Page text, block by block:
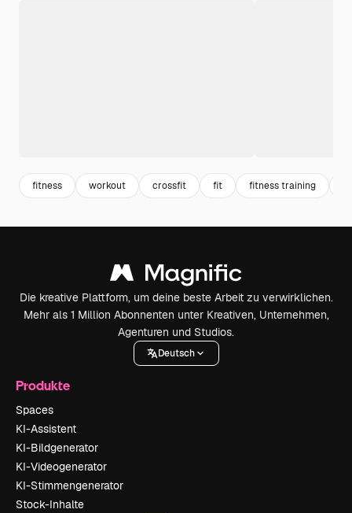
fitness workout crossfit fit fitness training
Die kreative Plattform, um deine beste Arbeit zu verwirklichen.
Mehr als 1 Million Abonnenten unter Kreativen, Unternehmen,
Agenturen und Studios.
Deutsch
Produkte
Spaces
KI-Assistent
KI-Bildgenerator
KI-Videogenerator
KI-Stimmengenerator
Stock-Inhalte